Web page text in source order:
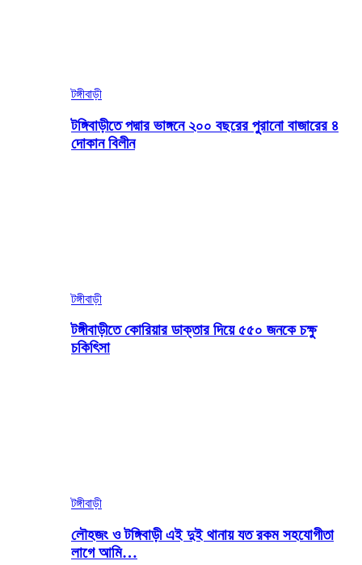
টঙ্গীবাড়ী
টঙ্গিবাড়ীতে পদ্মার ভাঙ্গনে ২০০ বছরের পুরানো বাজারের ৪
দোকান বিলীন
টঙ্গীবাড়ী
টঙ্গীবাড়ীতে কোরিয়ার ডাক্তার দিয়ে ৫৫০ জনকে চক্ষু
চকিৎিসা
টঙ্গীবাড়ী
লৌহজং ও টঙ্গিবাড়ী এই দুই থানায় যত রকম সহযোগীতা
লাগে আমি…